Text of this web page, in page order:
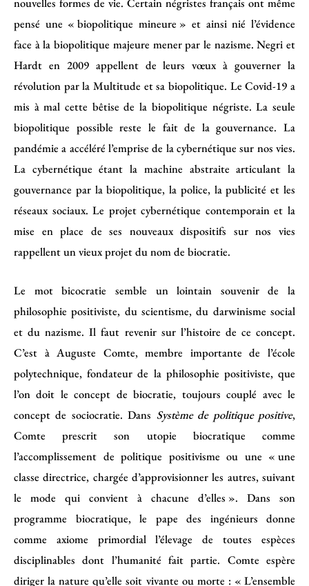
pensé une « biopolitique mineure » et ainsi nié l’évidence
face à la biopolitique majeure mener par le nazisme. Negri et
Hardt en 2009 appellent de leurs vœux à gouverner la
révolution par la Multitude et sa biopolitique. Le Covid-19 a
mis à mal cette bêtise de la biopolitique négriste. La seule
biopolitique possible reste le fait de la gouvernance. La
pandémie a accéléré l’emprise de la cybernétique sur nos vies.
La cybernétique étant la machine abstraite articulant la
gouvernance par la biopolitique, la police, la publicité et les
réseaux sociaux. Le projet cybernétique contemporain et la
mise en place de ses nouveaux dispositifs sur nos vies
rappellent un vieux projet du nom de biocratie.
Le mot bicocratie semble un lointain souvenir de la
philosophie positiviste, du scientisme, du darwinisme social
et du nazisme. Il faut revenir sur l’histoire de ce concept.
C’est à Auguste Comte, membre importante de l’école
polytechnique, fondateur de la philosophie positiviste, que
l’on doit le concept de biocratie, toujours couplé avec le
concept de sociocratie. Dans Système de politique positive,
Comte prescrit son utopie biocratique comme
l’accomplissement de politique positivisme ou une « une
classe directrice, chargée d’approvisionner les autres, suivant
le mode qui convient à chacune d’elles ». Dans son
programme biocratique, le pape des ingénieurs donne
comme axiome primordial l’élevage de toutes espèces
disciplinables dont l’humanité fait partie. Comte espère
diriger la nature qu’elle soit vivante ou morte : « L’ensemble